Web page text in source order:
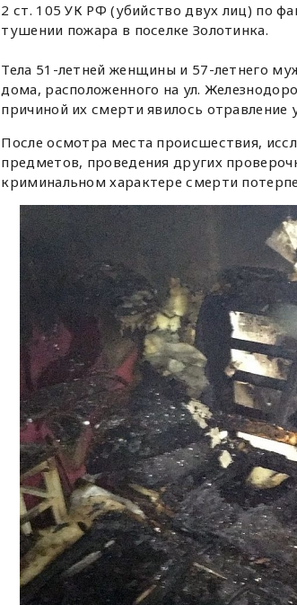
2 ст. 105 УК РФ (убийство двух лиц) по
тушении пожара в поселке Золотинка.
Тела 51-летней женщины и 57-летнего
дома, расположенного на ул.
причиной их смерти явилось отравление
После осмотра места происшествия,
предметов, проведения других
криминальном характере смерти